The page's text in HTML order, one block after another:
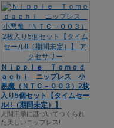
Ｎｉｐｐｌｅ Ｔｏｍｏｄ
ａｃｈｉ ニップレス 小
悪魔（ＮＴＣ－００３）2枚
入り5個セット【タイムセー
ル!!（期間未定）】
人間工学に基づいてつくられ
た美しいニップレス!